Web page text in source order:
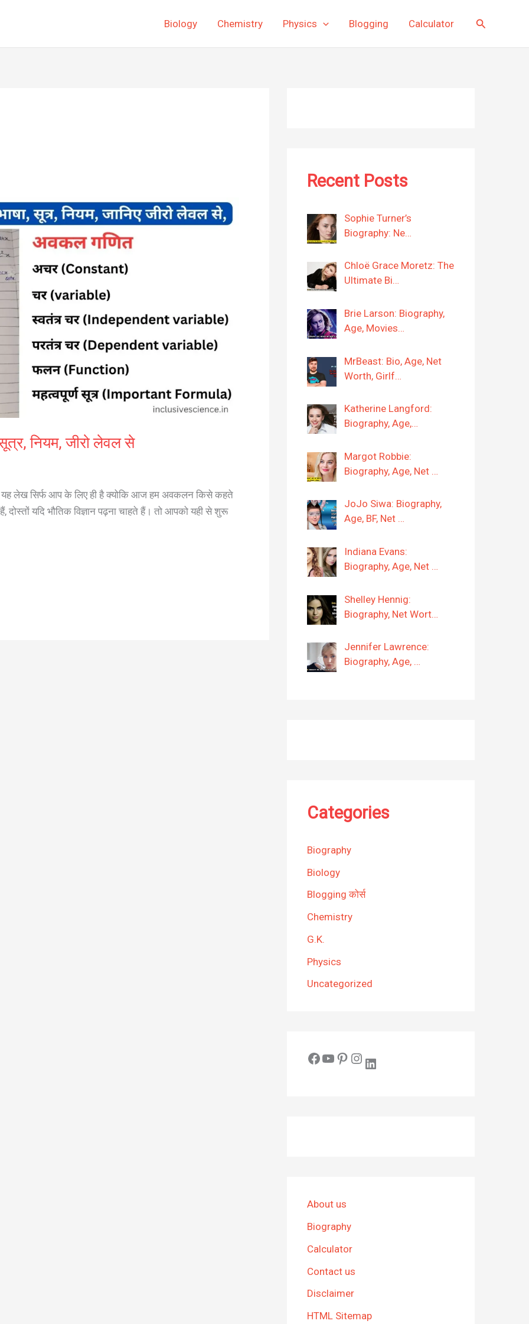
Biology Chemistry Physics Blogging Calculator Search
नियम, जीरो लेवल से
यह लेख सिर्फ आप के लिए ही है क्योकि आज हम अवकलन किसे कहते
यदि भौतिक विज्ञान पढ़ना चाहते हैं। तो आपको यही से शुरू
Recent Posts
Sophie Turner’s
Biography: Ne…
Chloë Grace Moretz: The
Ultimate Bi…
Brie Larson: Biography,
Age, Movies…
MrBeast: Bio, Age, Net
Worth, Girlf…
Katherine Langford:
Biography, Age,…
Margot Robbie:
Biography, Age, Net …
JoJo Siwa: Biography,
Age, BF, Net …
Indiana Evans:
Biography, Age, Net …
Shelley Hennig:
Biography, Net Wort…
Jennifer Lawrence:
Biography, Age, …
Categories
Biography
Biology
Blogging कोर्स
Chemistry
G.K.
Physics
Uncategorized
Facebook YouTube Pinterest Instagram LinkedIn
About us
Biography
Calculator
Contact us
Disclaimer
HTML Sitemap